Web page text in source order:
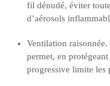
fil dénudé, éviter
d’aérosols
Ventilation
permet, en
progressive limite les